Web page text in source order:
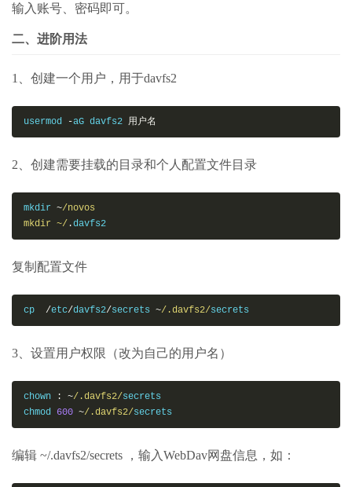
输入账号、密码即可。
二、进阶用法
1、创建一个用户，用于davfs2
usermod -aG davfs2 用户名
2、创建需要挂载的目录和个人配置文件目录
mkdir ~/novos
mkdir ~/ .davfs2
复制配置文件
cp /etc/davfs2/secrets ~/.davfs2/secrets
3、设置用户权限（改为自己的用户名）
chown : ~/.davfs2/secrets
chmod 600 ~/.davfs2/secrets
编辑 ~/.davfs2/secrets ，输入WebDav网盘信息，如：